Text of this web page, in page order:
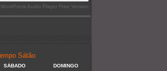
WordPress Audio Player Free Version